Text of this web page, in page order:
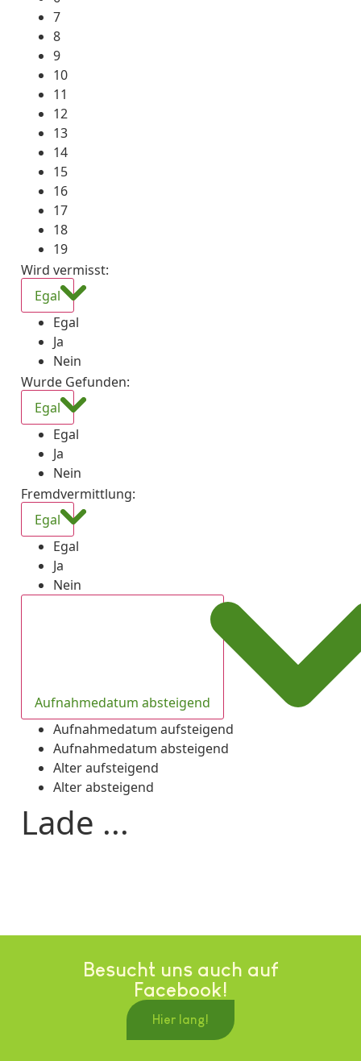
7
8
9
10
11
12
13
14
15
16
17
18
19
Wird vermisst:
Egal
Egal
Ja
Nein
Wurde Gefunden:
Egal
Egal
Ja
Nein
Fremdvermittlung:
Egal
Egal
Ja
Nein
Aufnahmedatum absteigend
Aufnahmedatum aufsteigend
Aufnahmedatum absteigend
Alter aufsteigend
Alter absteigend
Lade ...
Besucht uns auch auf
Facebook!
Hier lang!